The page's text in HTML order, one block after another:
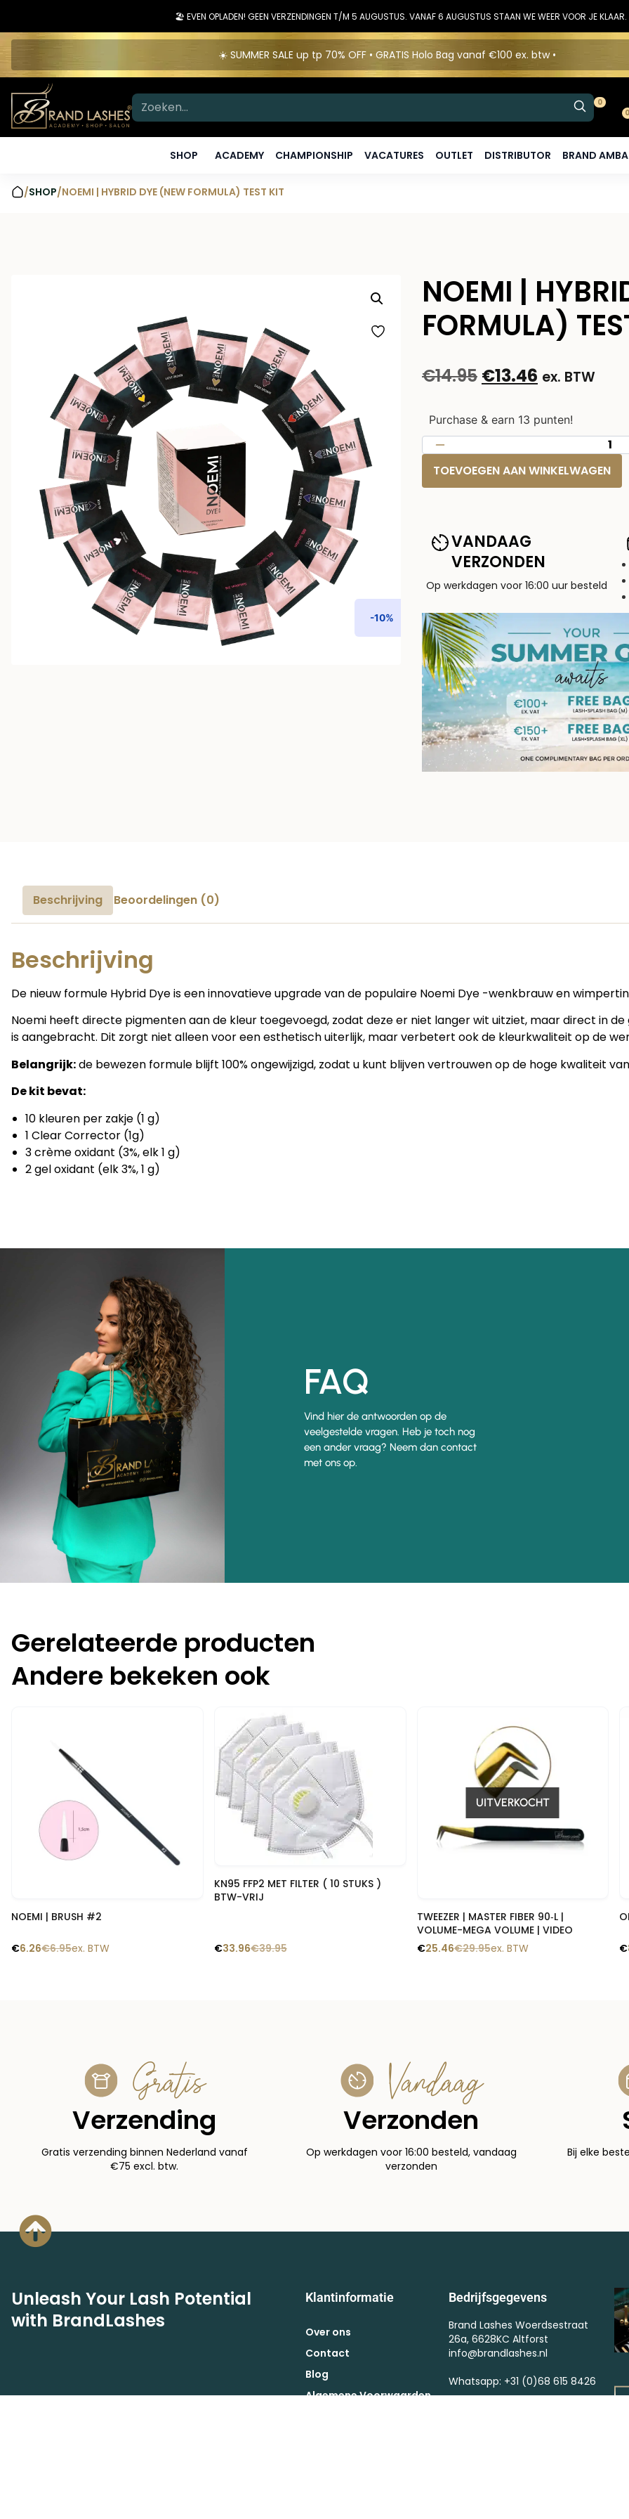
🏖️ EVEN OPLADEN! GEEN VERZENDINGEN T/M 5 AUGUSTUS. VANAF 6 AUGUSTUS STAAN WE WEER VOOR JE KLAAR.
☀️ SUMMER SALE up tp 70% OFF • GRATIS Holo Bag vanaf €100 ex. btw •
0
SHOP ACADEMY CHAMPIONSHIP VACATURES OUTLET DISTRIBUTOR BRAND
/SHOP/NOEMI | HYBRID DYE (NEW FORMULA) TEST KIT
-10%
NOEMI |
FORMULA)
€14.95 €13.46 ex. BTW
Purchase & earn 13 punten!
TOEVOEGEN AAN WINKELWAGEN
VANDAAG
VERZONDEN
Op werkdagen voor 16:00 uur besteld
Beschrijving Beoordelingen (0)
Beschrijving
De nieuw formule Hybrid Dye is een ​​innovatieve upgrade van de populaire Noemi Dye -wenkbrauw en
Noemi heeft directe pigmenten aan de kleur toegevoegd, zodat deze er niet langer wit uitziet, maar direct in
is aangebracht. Dit zorgt niet alleen voor een esthetisch uiterlijk, maar verbetert ook de kleurkwaliteit op de
Belangrijk:de bewezen formule blijft 100% ongewijzigd, zodat u kunt blijven vertrouwen op de hoge kwaliteit
De kit bevat:
10 kleuren per zakje (1 g)
1 Clear Corrector (1g)
3 crème oxidant (3%, elk 1 g)
2 gel oxidant (elk 3%, 1 g)
FAQ
Vind hier de antwoorden op de
veelgestelde vragen. Heb je toch nog
een ander vraag? Neem dan contact
met ons op.
Gerelateerde producten
Andere bekeken ook
Snelle blik
NOEMI | BRUSH #2
€6.95
€6.26 ex. BTW
-15%
Snelle blik
KN95 FFP2 MET FILTER ( 10 STUKS )
BTW-VRIJ
€39.95
€33.96
UITVERKOCHT
Snelle blik
TWEEZER | MASTER FIBER 90‑L |
VOLUME-MEGA VOLUME | VIDEO
€29.95
€25.46 ex. BTW €
Gratis
Verzending
Gratis verzending binnen Nederland vanaf
€75 excl. btw.
Vandaag
Verzonden
Op werkdagen voor 16:00 besteld, vandaag
verzonden
Bij elke
Unleash Your Lash Potential
with BrandLashes
Klantinformatie
Over ons
Contact
Blog
Algemene Voorwaarden
Bedrijfsgegevens
Brand Lashes Woerdsestraat
26a, 6628KC Altforst
info@brandlashes.nl
Whatsapp: +31 (0)68 615 8426